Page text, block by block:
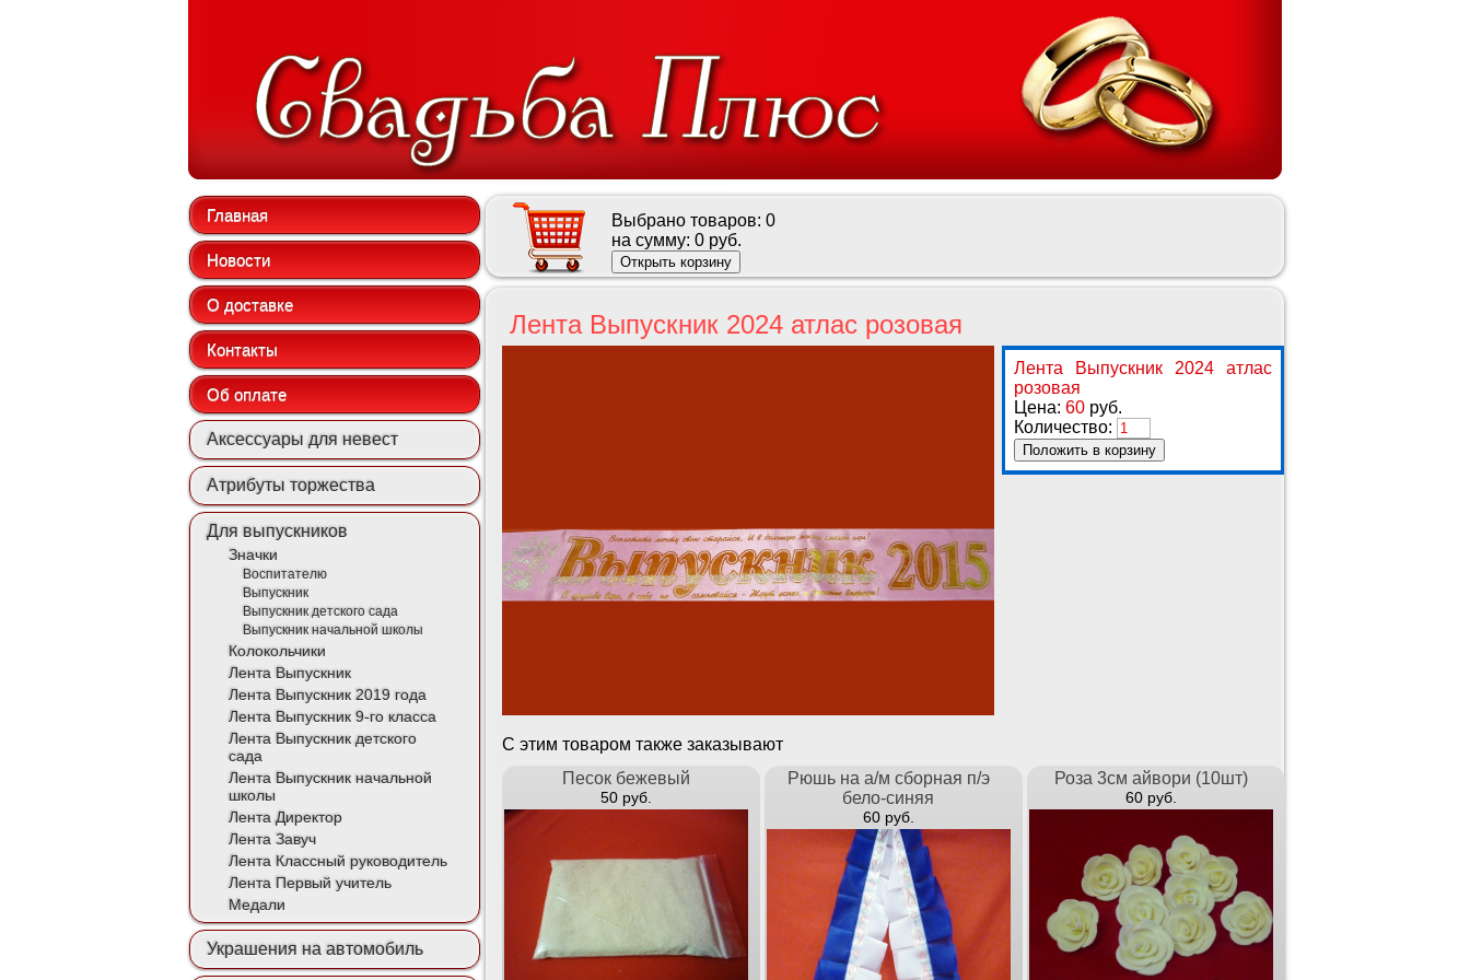
Главная
Новости
О доставке
Контакты
Об оплате
Аксессуары для невест
Атрибуты торжества
Для выпускников
Значки
Воспитателю
Выпускник
Выпускник детского сада
Выпускник начальной школы
Колокольчики
Лента Выпускник
Лента Выпускник 2019 года
Лента Выпускник 9-го класса
Лента Выпускник детского
сада
Лента Выпускник начальной
школы
Лента Директор
Лента Завуч
Лента Классный руководитель
Лента Первый учитель
Медали
Украшения на автомобиль
Выбрано товаров: 0
на сумму: 0 руб.
Открыть корзину
Лента Выпускник 2024 атлас розовая
С этим товаром также заказывают
Песок бежевый
50 руб.
Рюшь на а/м сборная п/э
бело-синяя
60 руб.
Роза 3см айвори (10шт)
60 руб.
Лента Выпускник 2024 атлас
розовая
Цена: 60руб.
Количество:
Положить в корзину